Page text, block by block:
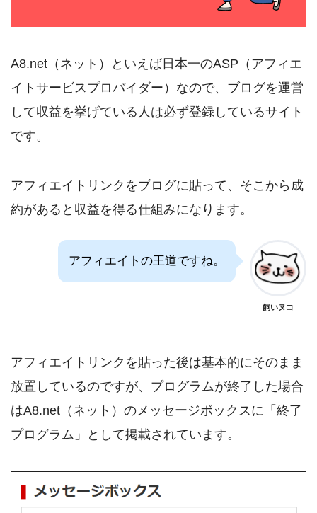
A8.net（ネット）といえば日本一のASP（アフィエ
イトサービスプロバイダー）なので、ブログを運営
して収益を挙げている人は必ず登録しているサイト
です。
アフィエイトリンクをブログに貼って、そこから成
約があると収益を得る仕組みになります。
アフィエイトの王道ですね。
飼いヌコ
アフィエイトリンクを貼った後は基本的にそのまま
放置しているのですが、プログラムが終了した場合
はA8.net（ネット）のメッセージボックスに「終了
プログラム」として掲載されています。